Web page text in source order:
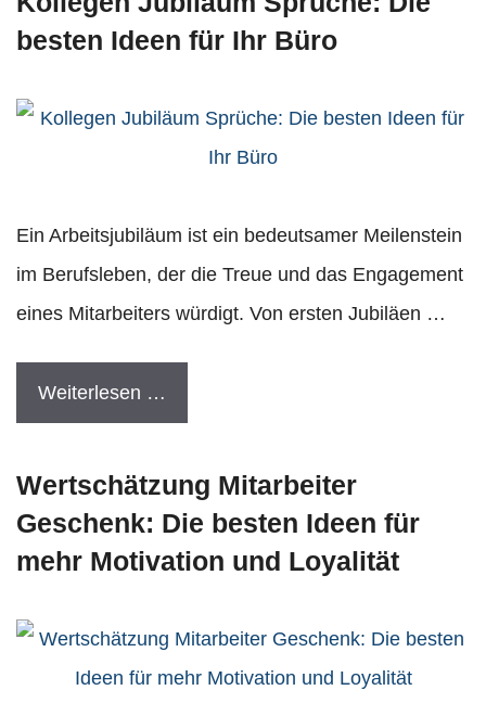
besten Ideen für Ihr Büro
Ein Arbeitsjubiläum ist ein bedeutsamer Meilenstein
im Berufsleben, der die Treue und das Engagement
eines Mitarbeiters würdigt. Von ersten Jubiläen …
Weiterlesen …
Wertschätzung Mitarbeiter
Geschenk: Die besten Ideen für
mehr Motivation und Loyalität